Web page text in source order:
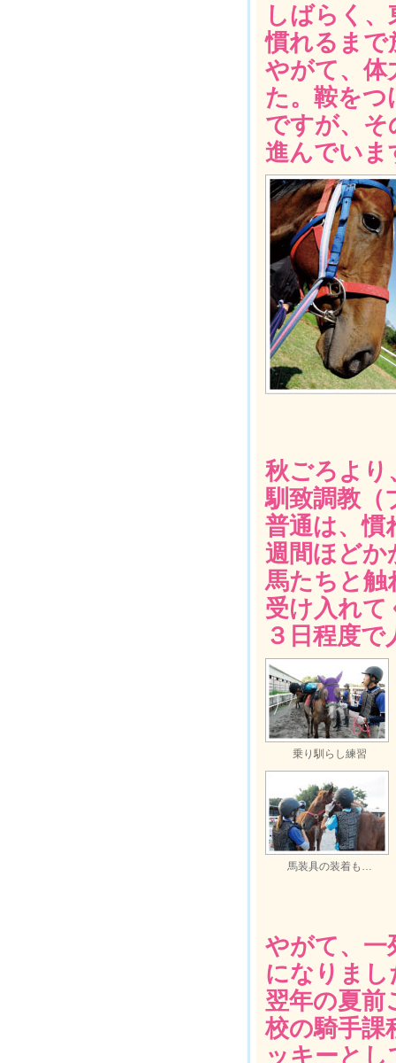
しばらく
慣れるまで
やがて、体
た。鞍を
ですが、そ
進んでいま
秋ごろより
馴致調教（
普通は、慣
週間ほどか
馬たちと
受け入れて
３日程度
乗り馴らし練習
馬装具の装着も…
やがて、一
になりまし
翌年の夏前
校の騎手課
ッキーと